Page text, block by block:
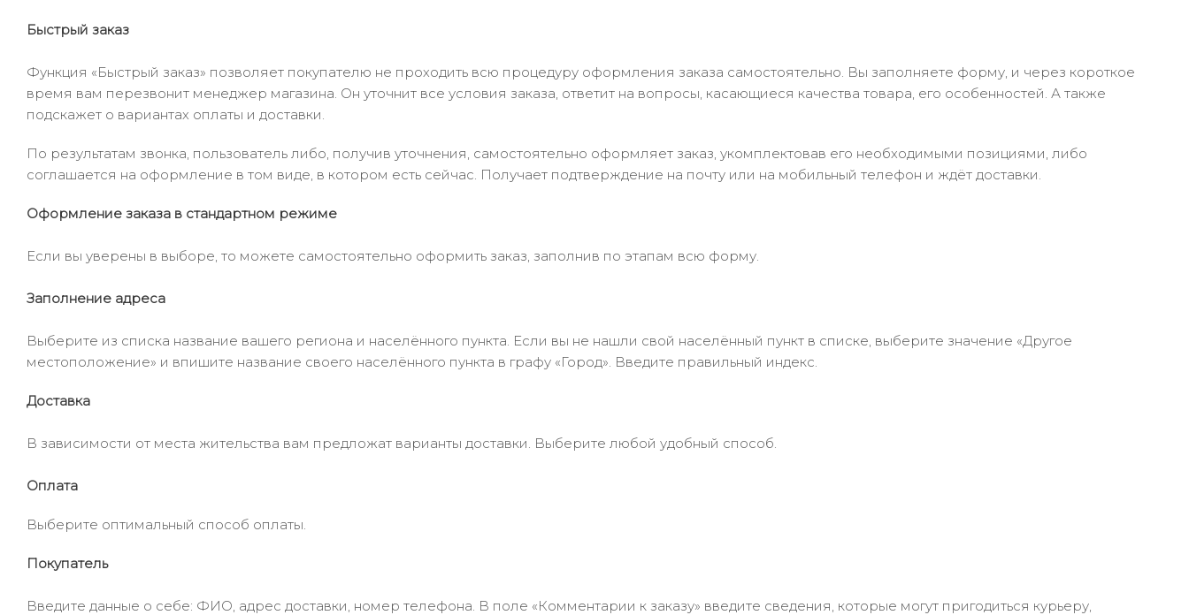
Быстрый заказ
Функция «Быстрый заказ» позволяет покупателю не проходить всю процедуру оформления заказа самостоятельно. Вы заполняете форму, и через короткое
время вам перезвонит менеджер магазина. Он уточнит все условия заказа, ответит на вопросы, касающиеся качества товара, его особенностей. А также
подскажет о вариантах оплаты и доставки.
По результатам звонка, пользователь либо, получив уточнения, самостоятельно оформляет заказ, укомплектовав его необходимыми позициями, либо
соглашается на оформление в том виде, в котором есть сейчас. Получает подтверждение на почту или на мобильный телефон и ждёт доставки.
Оформление заказа в стандартном режиме
Если вы уверены в выборе, то можете самостоятельно оформить заказ, заполнив по этапам всю форму.
Заполнение адреса
Выберите из списка название вашего региона и населённого пункта. Если вы не нашли свой населённый пункт в списке, выберите значение «Другое
местоположение» и впишите название своего населённого пункта в графу «Город». Введите правильный индекс.
Доставка
В зависимости от места жительства вам предложат варианты доставки. Выберите любой удобный способ.
Оплата
Выберите оптимальный способ оплаты.
Покупатель
Введите данные о себе: ФИО, адрес доставки, номер телефона. В поле «Комментарии к заказу» введите сведения, которые могут пригодиться курьеру,